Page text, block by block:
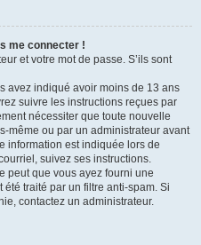
me connecter !
et votre mot de passe. S’ils sont
avez indiqué avoir moins de 13 ans
suivre les instructions reçues par
nécessiter que toute nouvelle
même ou par un administrateur avant
information est indiquée lors de
suivez ses instructions.
peut que vous ayez fourni une
traité par un filtre anti-spam. Si
contactez un administrateur.